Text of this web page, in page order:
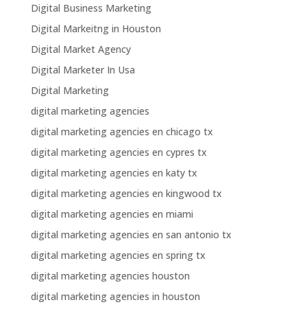
Digital Business Marketing
Digital Markeitng in Houston
Digital Market Agency
Digital Marketer In Usa
Digital Marketing
digital marketing agencies
digital marketing agencies en chicago tx
digital marketing agencies en cypres tx
digital marketing agencies en katy tx
digital marketing agencies en kingwood tx
digital marketing agencies en miami
digital marketing agencies en san antonio tx
digital marketing agencies en spring tx
digital marketing agencies houston
digital marketing agencies in houston